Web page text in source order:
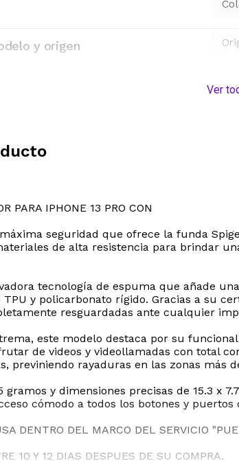
y origen
Ver
PARA IPHONE 13 PRO CON
seguridad que ofrece la funda
de alta resistencia para brindar
tecnología de espuma que añade
y policarbonato rígido. Gracias a su
resguardadas ante cualquier
este modelo destaca por su
de videos y videollamadas con total
previniendo rayaduras en las zonas más
y dimensiones precisas de 15.3 x
cómodo a todos los botones y
DENTRO DEL MARCO DEL SERVICIO
10 Y 12 DIAS DESPUES DE SU COMPRA.